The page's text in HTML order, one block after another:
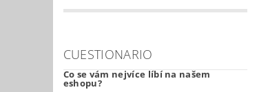
CUESTIONARIO
Co se vám nejvíce líbí na našem
eshopu?